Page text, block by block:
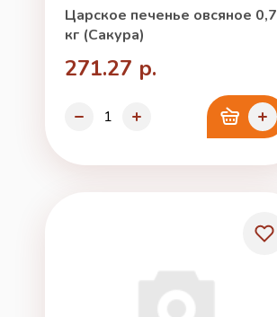
Царское печенье овсяное 0,7
кг (Сакура)
271.27 р.